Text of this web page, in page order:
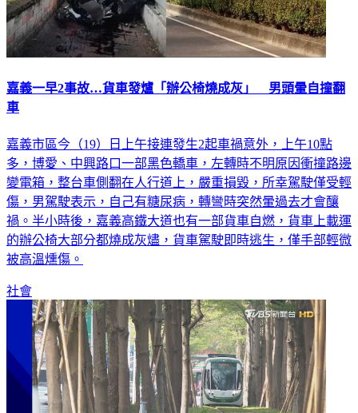
嘉義一早2事故…貨車發爐「辦公椅燒成灰」 男頭暈自撞翻
車
嘉義市區今（19）日上午接連發生2起車禍意外，上午10點
多，博愛、中興路口一部黑色轎車，左轉時不明原因衝撞路邊
變電箱，整台車側翻在人行道上，嚴重損毀，所幸駕駛僅受輕
傷，男駕駛表示，自己有糖尿病，轉彎時突然暈過去才會釀
禍。半小時後，嘉義高鐵大道也有一部貨車自燃，貨車上載運
的辦公椅大部分都燒成灰燼，貨車駕駛即時逃生，僅手部輕微
被高溫燻傷。
社會